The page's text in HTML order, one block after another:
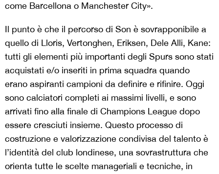
come Barcellona o Manchester City».
Il punto è che il percorso di Son è sovrapponibile a
quello di Lloris, Vertonghen, Eriksen, Dele Alli, Kane:
tutti gli elementi più importanti degli Spurs sono stati
acquistati e/o inseriti in prima squadra quando
erano aspiranti campioni da definire e rifinire. Oggi
sono calciatori completi ai massimi livelli, e sono
arrivati fino alla finale di Champions League dopo
essere cresciuti insieme. Questo processo di
costruzione e valorizzazione condivisa del talento è
l’identità del club londinese, una sovrastruttura che
orienta tutte le scelte manageriali e tecniche, in